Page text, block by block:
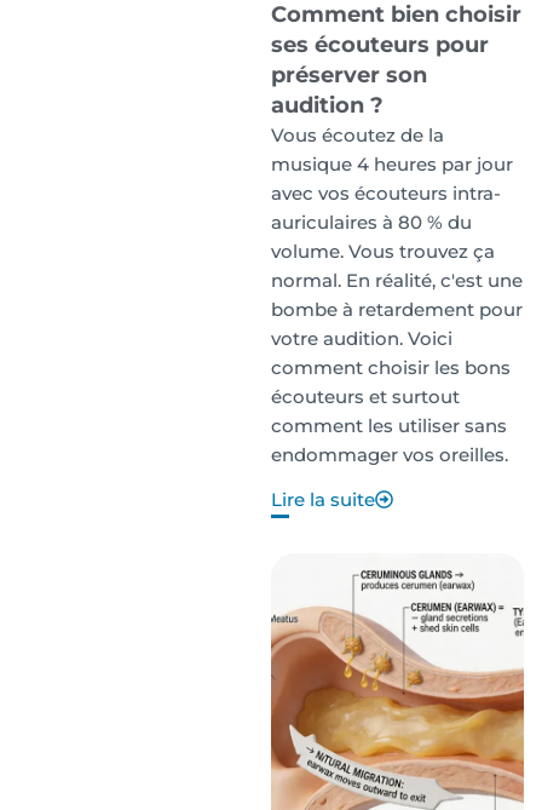
Comment bien choisir
ses écouteurs pour
préserver son
audition ?
Vous écoutez de la
musique 4 heures par jour
avec vos écouteurs intra-
auriculaires à 80 % du
volume. Vous trouvez ça
normal. En réalité, c'est une
bombe à retardement pour
votre audition. Voici
comment choisir les bons
écouteurs et surtout
comment les utiliser sans
endommager vos oreilles.
Lire la suite